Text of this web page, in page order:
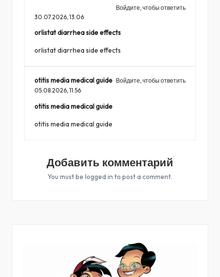
Войдите, чтобы ответить
30.07.2026, 13:06
orlistat diarrhea side effects
orlistat diarrhea side effects
otitis media medical guide Войдите, чтобы ответить
05.08.2026,11:56
otitis media medical guide
otitis media medical guide
Добавить комментарий
You must be logged in to post a comment.